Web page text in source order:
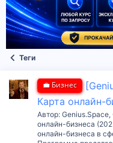
Теги
💼 Бизнес
Карта онлайн-
Автор:
онлайн-бизнеса
онлайн-бизнеса в